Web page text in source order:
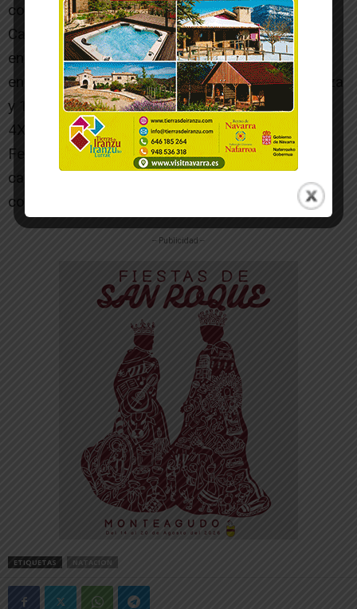
conseguido un total de 5 medallas en el
Campeonato de Euskalerria que se ha celebrado
en Tolosa. De manera individual ha logrado plata
en 100 metros braza, y dos bronces en 200 braza
y 100 metros estilo. En relevos 4X200 libres y
4X100 estilos consigue dos bronces más.
Felicidades y mucha suerte en el próximo
campeonato de España en Barcelona[/ihc-hide-
content]
-- Publicidad --
ETIQUETAS NATACION